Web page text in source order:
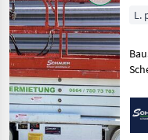
L.
80%,